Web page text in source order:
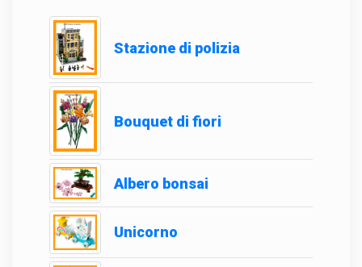
Stazione di polizia
Bouquet di fiori
Albero bonsai
Unicorno